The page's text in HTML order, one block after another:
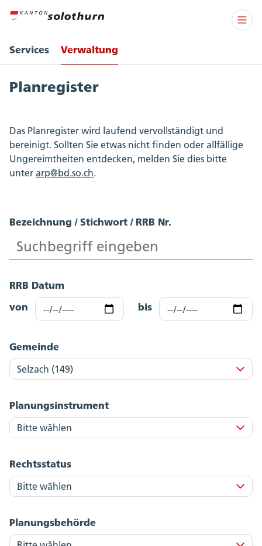
Services Verwaltung
Planregister
Das Planregister wird laufend vervollständigt und
bereinigt. Sollten Sie etwas nicht finden oder allfällige
Ungereimtheiten entdecken, melden Sie dies bitte
unter arp@bd.so.ch.
Bezeichnung / Stichwort / RRB Nr.
RRB Datum
von
bis
Gemeinde
Planungsinstrument
Rechtsstatus
Planungsbehörde